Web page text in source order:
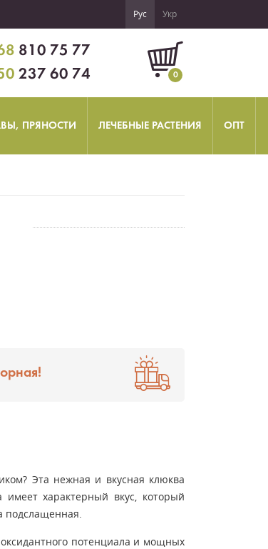
Рус Укр
810 75 77
237 60 74 0
ПРЯНОСТИ ЛЕЧЕБНЫЕ РАСТЕНИЯ ОПТ
Эта нежная и вкусная клюква
имеет характерный вкус, который
подслащенная.
потенциала и мощных